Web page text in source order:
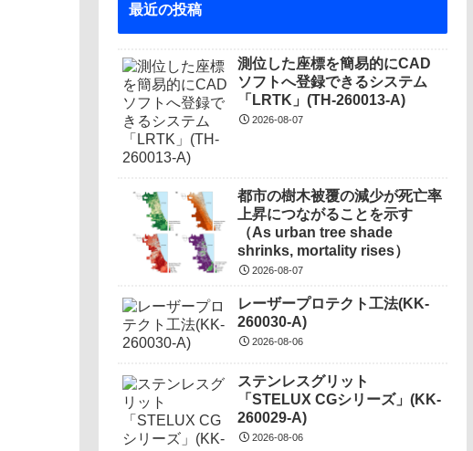
最近の投稿
測位した座標を簡易的にCAD
ソフトへ登録できるシステム
「LRTK」(TH-260013-A)
2026-08-07
都市の樹木被覆の減少が死亡率
上昇につながることを示す
（As urban tree shade
shrinks, mortality rises）
2026-08-07
レーザープロテクト⼯法(KK-
260030-A)
2026-08-06
ステンレスグリット
「STELUX CGシリーズ」(KK-
260029-A)
2026-08-06